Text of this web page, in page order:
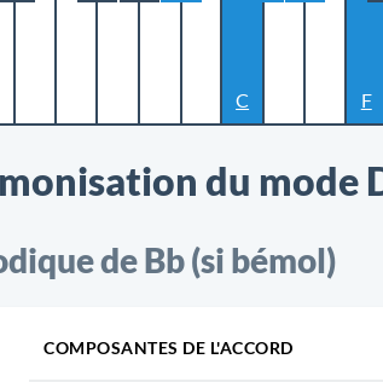
C F
du mode
de Bb (si bémol)
COMPOSANTES DE L'ACCORD